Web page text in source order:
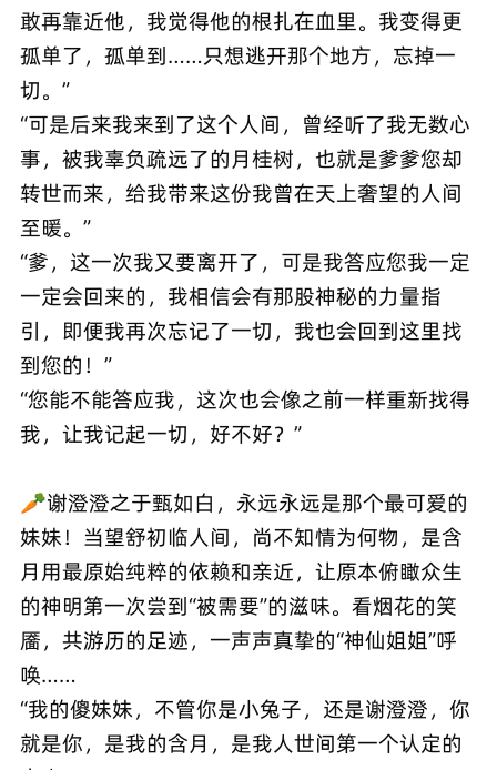
敢再靠近他，我觉得他的根扎在血里。我变得更
孤单了，孤单到……只想逃开那个地方，忘掉一
切。”
“可是后来我来到了这个人间，曾经听了我无数心
事，被我辜负疏远了的月桂树，也就是爹爹您却
转世而来，给我带来这份我曾在天上奢望的人间
至暖。”
“爹，这一次我又要离开了，可是我答应您我一定
一定会回来的，我相信会有那股神秘的力量指
引，即便我再次忘记了一切，我也会回到这里找
到您的！”
“您能不能答应我，这次也会像之前一样重新找得
我，让我记起一切，好不好？”
🥕谢澄澄之于甄如白，永远永远是那个最可爱的
妹妹！当望舒初临人间，尚不知情为何物，是含
月用最原始纯粹的依赖和亲近，让原本俯瞰众生
的神明第一次尝到“被需要”的滋味。看烟花的笑
靥，共游历的足迹，一声声真挚的“神仙姐姐”呼
唤……
“我的傻妹妹，不管你是小兔子，还是谢澄澄，你
就是你，是我的含月，是我人世间第一个认定的